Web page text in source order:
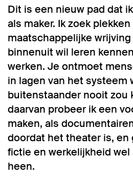
Dit is een nieuw pad dat
als maker. Ik zoek
maatschappelijke
binnenuit wil leren
werken. Je ontmoet
in lagen van het systeem
buitenstaander nooit zou
daarvan probeer ik een
maken, als
doordat het theater is, en
fictie en werkelijkheid
heen.